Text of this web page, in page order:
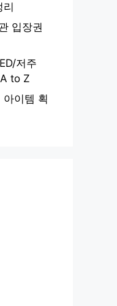
리
입장권
저주
to Z
이템 획